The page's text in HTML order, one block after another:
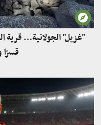
"غزيل" الجولانية... قرية
قسرًا